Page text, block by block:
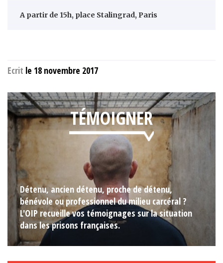
A partir de 15h, place Stalingrad, Paris
Ecrit le 18 novembre 2017
TÉMOIGNER
Détenu, ancien détenu, proche de détenu,
bénévole ou professionnel du milieu carcéral ?
L'OIP recueille vos témoignages sur la situation
dans les prisons françaises.